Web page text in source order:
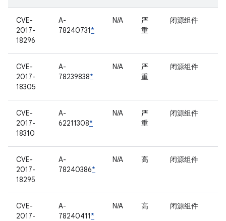
CVE-
2017-
18296
A-
78240731*
N/A
严
重
闭源组件
CVE-
2017-
18305
A-
78239838*
N/A
严
重
闭源组件
CVE-
2017-
18310
A-
62211308*
N/A
严
重
闭源组件
CVE-
2017-
18295
A-
78240386*
N/A 高 闭源组件
CVE-
2017-
A-
78240411*
N/A 高 闭源组件